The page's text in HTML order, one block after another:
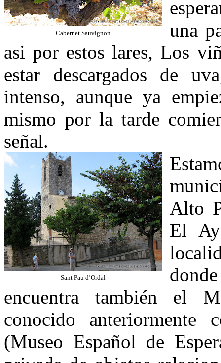
Cabernet Sauvignon
una
asi por estos lares, Los
estar descargados de
intenso, aunque ya
mismo por la tarde
señal.
Sant Pau d’Ordal
Alto
El
encuentra también el
conocido anteriormente
(Museo Español de